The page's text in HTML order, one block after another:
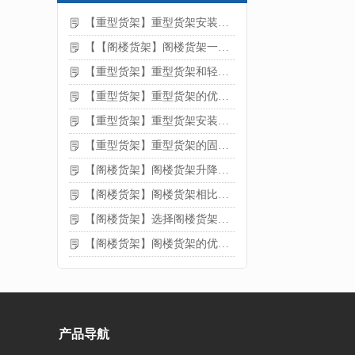
【重型货架】重型货架安装注意事项
【【阁楼货架】阁楼货架一般有哪些用途
【重型货架】重型货架和轻型货架的区别是什么
【重型货架】重型货架的优缺点
【重型货架】重型货架安装需要注意什么？
【重型货架】重型货架的固定方法
【阁楼货架】阁楼货架升降机需要注意哪些
【阁楼货架】阁楼货架相比传统货架的优势是什么
【阁楼货架】选择阁楼货架的好处？
【阁楼货架】阁楼货架的优点是什么
产品导航